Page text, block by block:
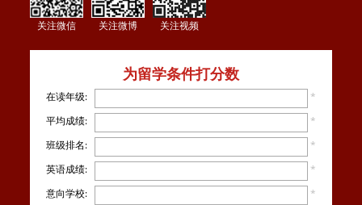
关注微信 关注微博 关注视频
为留学条件打分数
在读年级:
*
平均成绩:
*
班级排名:
*
英语成绩:
*
意向学校:
*